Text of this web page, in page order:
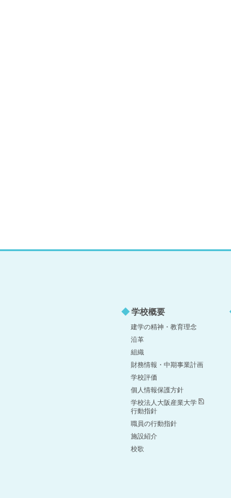
学校概要
建学の精神・教育理念
沿革
組織
財務情報・中期事業計画
学校評価
個人情報保護方針
学校法人大阪産業大学
行動指針
職員の行動指針
施設紹介
校歌